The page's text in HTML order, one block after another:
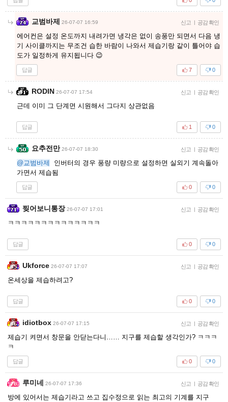
교범바제 26-07-07 16:59 신고 | 공감 확인
에어컨은 설정 온도까지 내려가면 냉각은 없이 송풍만 되면서 다음 냉
기 사이클까지는 무조건 습한 바람이 나와서 제습기랑 같이 틀어야 습
도가 일정하게 유지됩니다 😉
답글 0
7
RODIN 26-07-07 17:54 신고 | 공감 확인
근데 이미 그 단계면 시원해서 그다지 상관없음
답글 0
1
요추전만 26-07-07 18:30 신고 | 공감 확인
@교범바제
인버터의 경우 풍량 미량으로 설정하면 실외기 계속돌아
가면서 제습됨
답글 0
0
찢어보니통장 26-07-07 17:01 신고 | 공감 확인
ㅋㅋㅋㅋㅋㅋㅋㅋㅋㅋㅋㅋㅋㅋ
답글 0
0
Ukforce 26-07-07 17:07 신고 | 공감 확인
온세상을 제습하려고?
답글 0
0
idiotbox 26-07-07 17:15 신고 | 공감 확인
제습기 켜면서 창문을 안닫는다니…… 지구를 제습할 생각인가? ㅋㅋㅋ
ㅋ
답글 0
0
루미네 26-07-07 17:36 신고 | 공감 확인
방에 있어서는 제습기라고 쓰고 집수정으로 읽는 최고의 기계를 지구